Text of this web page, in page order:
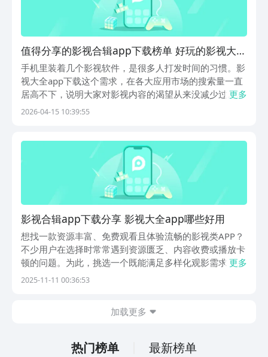
值得分享的影视合辑app下载榜单 好玩的影视大全
app下载推荐
手机里装着几个影视软件，是很多人打发时间的习惯。影
视大全app下载这个需求，在各大应用市场的搜索量一直
居高不下，说明大家对影视内容的渴望从来没减少过。不
同平台的内容方向差异很大，用户群体也各有侧重。小编
更多
2026-04-15 10:39:55
影视合辑app下载分享 影视大全app哪些好用
想找一款资源丰富、免费观看且体验流畅的影视类APP？
不少用户在选择时常常遇到资源匮乏、内容收费或播放卡
顿的问题。为此，挑选一个既能满足多样化观影需求，又
能稳定更新的应用显得尤为重要。以下推荐几款实用性
更多
2025-11-11 00:36:53
加载更多
热门榜单 最新榜单